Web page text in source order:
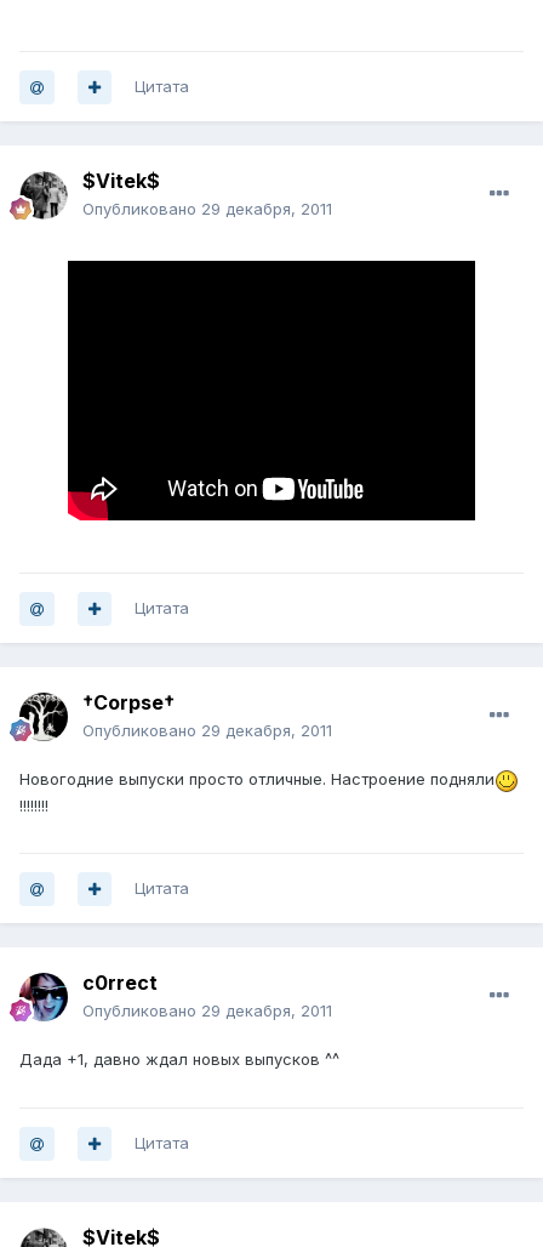
Цитата
$Vitek$
Опубликовано 29 декабря, 2011
Цитата
†Corpse†
Опубликовано 29 декабря, 2011
Новогодние выпуски просто отличные. Настроение подняли
!!!!!!!!
Цитата
c0rrect
Опубликовано 29 декабря, 2011
Дада +1, давно ждал новых выпусков ^^
Цитата
$Vitek$